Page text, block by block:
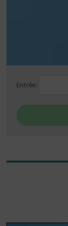
Entrée: